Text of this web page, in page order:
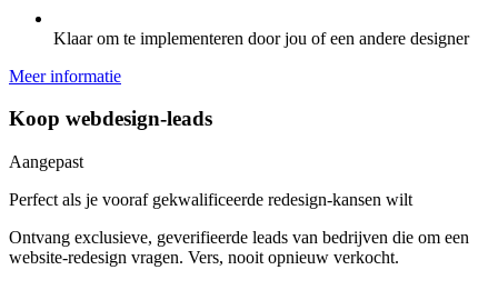
Klaar om te implementeren door jou of een andere designer
Meer informatie
Koop webdesign-leads
Aangepast
Perfect als je vooraf gekwalificeerde redesign-kansen wilt
Ontvang exclusieve, geverifieerde leads van bedrijven die om een
website-redesign vragen. Vers, nooit opnieuw verkocht.